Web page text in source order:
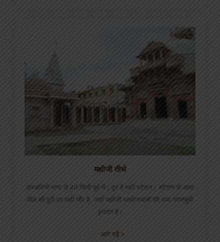
मक्षीजी तीर्थ
उज्जयिनी नगर से 40 किमी पूर्व में। दूर है मक्षी स्टेशन। स्टेशन से आधा
मील की दूरी पर मक्षी गाँव है, जहाँ मक्षीजी पार्श्वनाथजी की भव्य गगनचुंबी
इमारत है।
आगे पढ़ें